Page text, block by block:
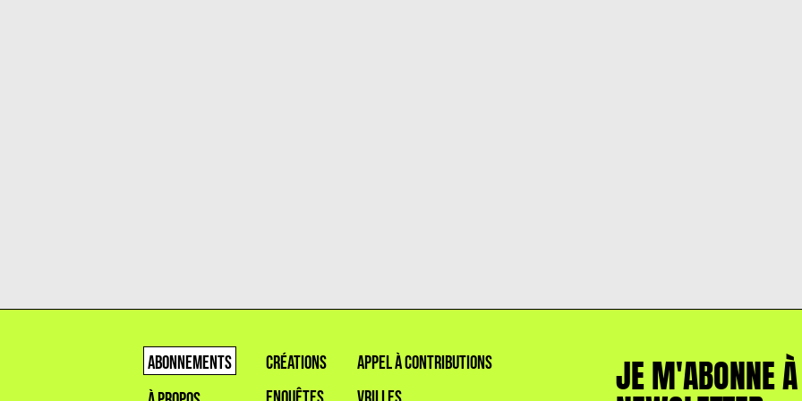
ABONNEMENTS
CRÉATIONS
APPEL À CONTRIBUTIONS
JE M'ABONNE